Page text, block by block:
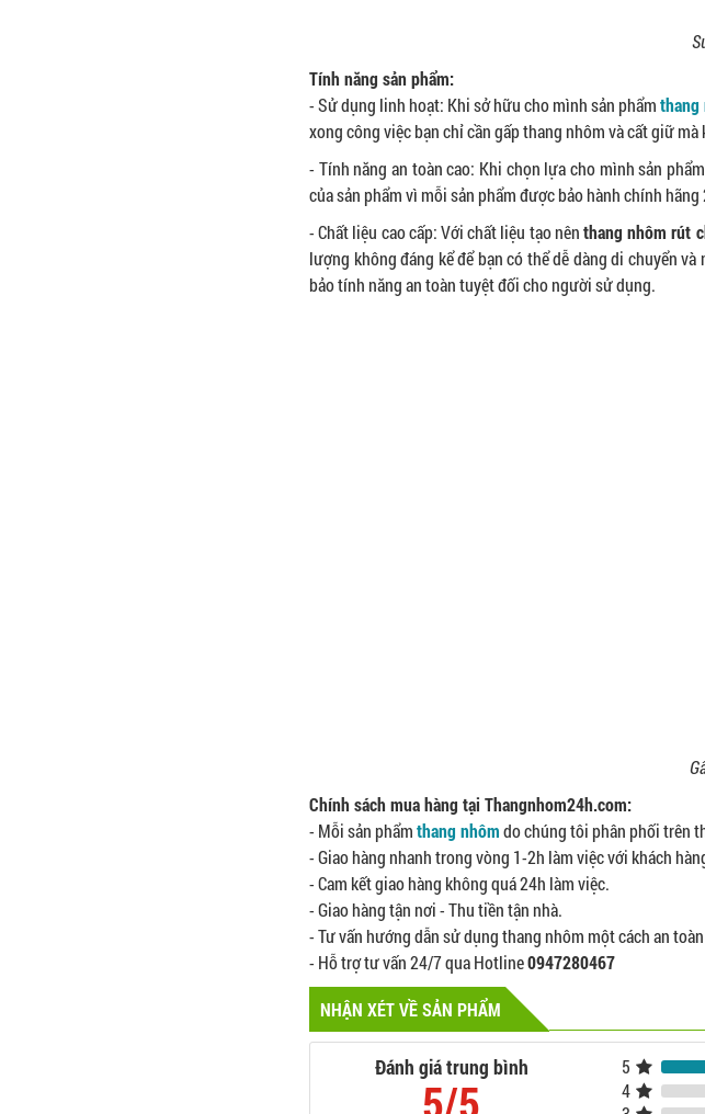
Tính năng sản phẩm:
- Sử dụng linh hoạt: Khi sở hữu cho mình sản phẩmthang
xong công việc bạn chỉ cần gấp thang nhôm và cất giữ
- Tính năng an toàn cao: Khi chọn lựa cho mình sản
của sản phẩm vì mỗi sản phẩm được bảo hành chính
- Chất liệu cao cấp: Với chất liệu tạo nênthang nhôm rút
lượng không đáng kể để bạn có thể dễ dàng di chuyển
bảo tính năng an toàn tuyệt đối cho người sử dụng.
Chính sách mua hàng tại Thangnhom24h.com:
- Mỗi sản phẩmthang nhômdo chúng tôi phân phối trên
- Giao hàng nhanh trong vòng 1-2h làm việc với khách
- Cam kết giao hàng không quá 24h làm việc.
- Giao hàng tận nơi - Thu tiền tận nhà.
- Tư vấn hướng dẫn sử dụng thang nhôm một cách an
- Hỗ trợ tư vấn 24/7 qua Hotline0947280467
NHẬN XÉT VỀ SẢN PHẨM
Đánh giá trung bình 5
4